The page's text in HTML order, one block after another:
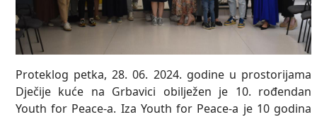
Proteklog petka, 28. 06. 2024. godine u prostorijama
Dječije kuće na Grbavici obilježen je 10. rođendan
Youth for Peace-a. Iza Youth for Peace-a je 10 godina